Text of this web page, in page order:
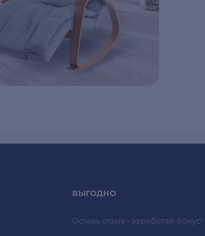
ВЫГОДНО
Оставь отзыв - заработай бонус!